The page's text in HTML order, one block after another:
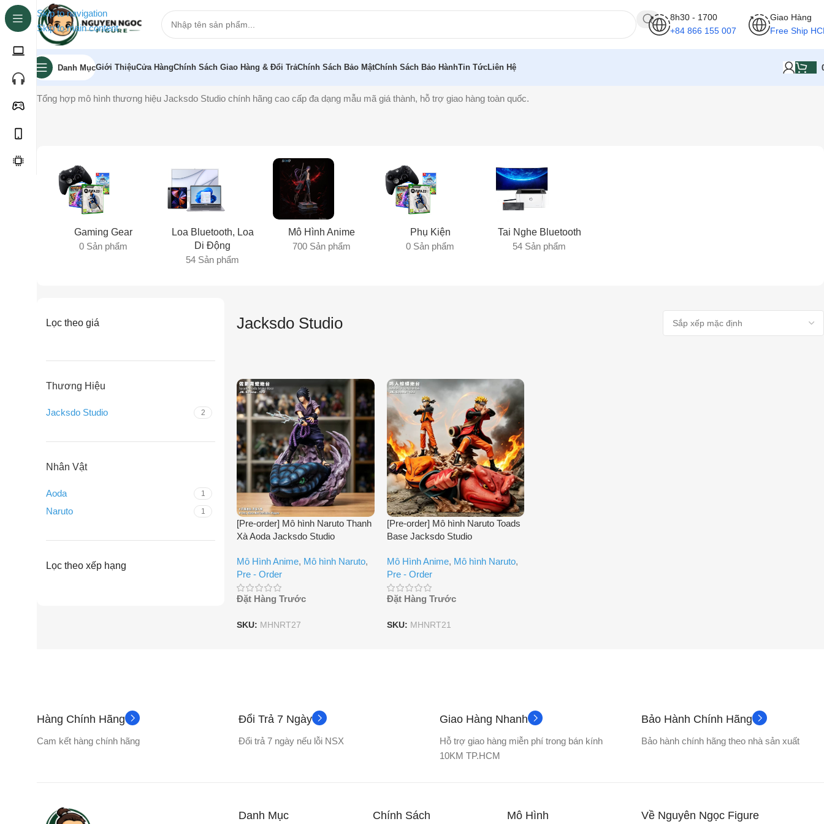
Skip to navigation
Skip to main content
8h30 - 1700
+84 866 155 007
Giao Hàng
Free Ship
Danh MụcGiới ThiệuCửa HàngChính Sách Giao Hàng & Đổi TrảChính Sách Bảo MậtChính Sách Bảo HànhTin TứcLiên Hệ
Trang chủ»Jacksdo Studio
Tổng hợp mô hình thương hiệu Jacksdo Studio chính hãng cao cấp đa dạng mẫu mã giá thành, hỗ trợ giao hàng toàn quốc.
Gaming Gear
0 Sản phẩm
Loa Bluetooth, Loa
Di Động
54 Sản phẩm
Mô Hình Anime
700 Sản phẩm
Phụ Kiện
0 Sản phẩm
Tai Nghe Bluetooth
54 Sản phẩm
Lọc theo giá
Thương Hiệu
Jacksdo Studio 2
Nhân Vật
Aoda 1
Naruto 1
Lọc theo xếp hạng
Jacksdo Studio
[Pre-order] Mô hình Naruto Thanh
Xà Aoda Jacksdo Studio
Mô Hình Anime, Mô hình Naruto,
Pre - Order
Đặt Hàng Trước
SKU: MHNRT27
[Pre-order] Mô hình Naruto Toads
Base Jacksdo Studio
Mô Hình Anime, Mô hình Naruto,
Pre - Order
Đặt Hàng Trước
SKU: MHNRT21
Hàng Chính Hãng
Cam kết hàng chính hãng
Đổi Trả 7 Ngày
Đổi trả 7 ngày nếu lỗi NSX
Giao Hàng Nhanh
Hỗ trợ giao hàng miễn phí trong bán kính
10KM TP.HCM
Bảo Hành Chính Hãng
Bảo hành chính hãng theo nhà sản xuất
Danh Mục Chính Sách Mô Hình Về Nguyên Ngọc Figure